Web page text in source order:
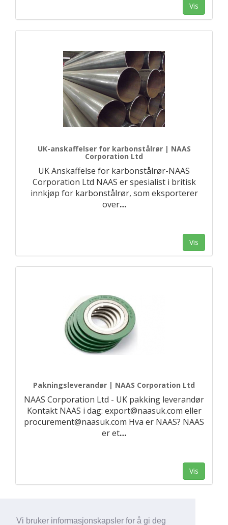
Vi bruker informasjonskapsler for å gi deg
Vis
UK-anskaffelser for karbonstålrør | NAAS
Corporation Ltd
UK Anskaffelse for karbonstålrør-NAAS
Corporation Ltd NAAS er spesialist i britisk
innkjøp for karbonstålrør, som eksporterer
over…
Vis
Pakningsleverandør | NAAS Corporation Ltd
NAAS Corporation Ltd - UK pakking leverandør
Kontakt NAAS i dag: export@naasuk.com eller
procurement@naasuk.com Hva er NAAS? NAAS
er et…
Vis